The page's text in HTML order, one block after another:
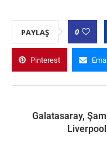
PAYLAŞ 0
Pinterest
Galatasaray,